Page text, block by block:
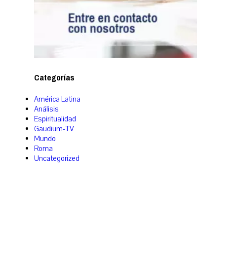
Categorías
América Latina
Análisis
Espiritualidad
Gaudium-TV
Mundo
Roma
Uncategorized